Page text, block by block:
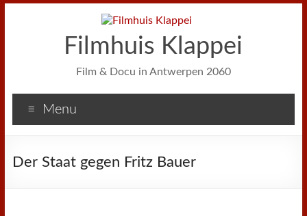
Filmhuis Klappei
Film & Docu in Antwerpen 2060
Menu
Der Staat gegen Fritz Bauer